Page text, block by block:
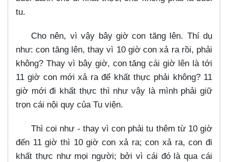
tu.
Cho nên, vì vậy bây giờ con tăng lên. Thí dụ
như: con tăng lên, thay vì 10 giờ con xả ra rồi, phải
không? Thay vì bây giờ, con tăng cái giờ lên là tới
11 giờ con mới xả ra để khất thực phải không? 11
giờ mới đi khất thực thì như vậy là mình phải giữ
trọn cái nội quy của Tu viện.
Thì coi như - thay vì con phải tu thêm từ 10 giờ
đến 11 giờ thì 10 giờ con xả ra; con xả ra, con đi
khất thực như mọi người; bởi vì cái đó là qua cái